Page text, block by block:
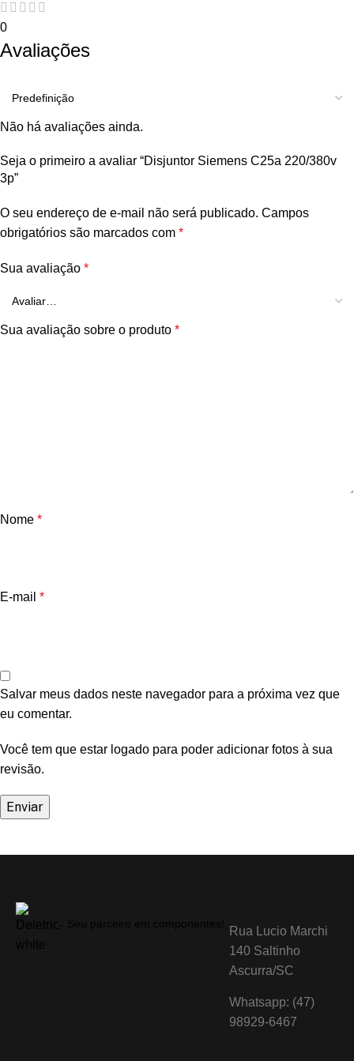
0
Avaliações
Não há avaliações ainda.
Seja o primeiro a avaliar “Disjuntor Siemens C25a 220/380v
3p”
O seu endereço de e-mail não será publicado. Campos
obrigatórios são marcados com *
Sua avaliação *
Sua avaliação sobre o produto *
Nome *
E-mail *
Salvar meus dados neste navegador para a próxima vez que
eu comentar.
Você tem que estar logado para poder adicionar fotos à sua
revisão.
Rua Lucio Marchi
140 Saltinho
Ascurra/SC
Whatsapp: (47)
98929-6467